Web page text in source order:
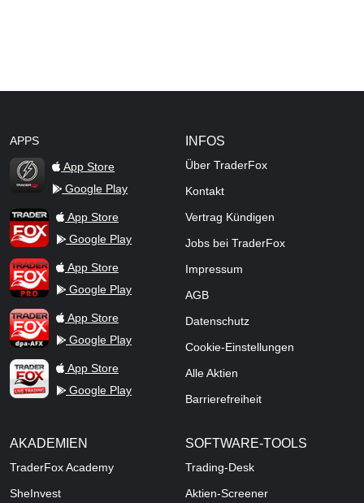
APPS
TraderFox Flash
App Store
Google Play
TraderFox AppApp Store
Google Play
TraderFox ProApp Store
Google Play
TraderFox dpa-AFX ProFeed
App Store
Google Play
TraderFox Live Trading
App Store
Google Play
INFOS
Über TraderFox
Kontakt
Vertrag Kündigen
Jobs bei TraderFox
Impressum
AGB
Datenschutz
Cookie-Einstellungen
Alle Aktien
Barrierefreiheit
AKADEMIEN
TraderFox Academy
SheInvest
SOFTWARE-TOOLS
Trading-Desk
Aktien-Screener